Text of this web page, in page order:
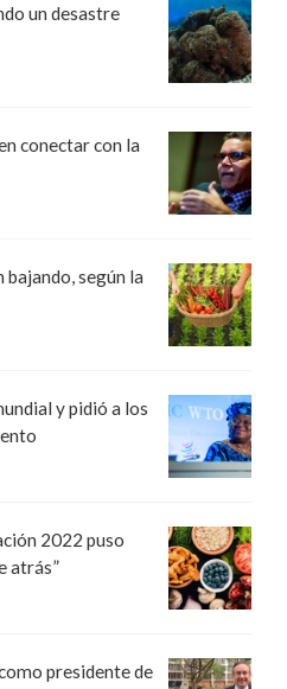
un desastre
conectar con la
según la
y pidió a los
2022 puso
atrás”
presidente de